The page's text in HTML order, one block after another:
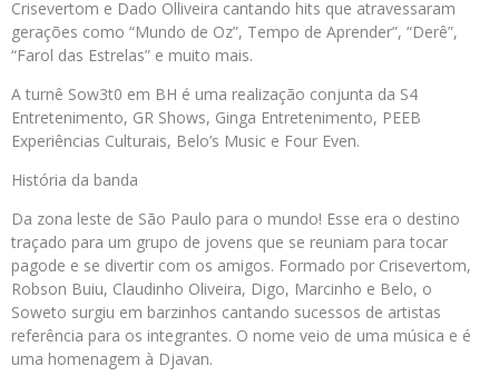
Crisevertom e Dado Olliveira cantando hits que atravessaram
gerações como “Mundo de Oz”, Tempo de Aprender”, “Derê”,
“Farol das Estrelas” e muito mais.
A turnê Sow3t0 em BH é uma realização conjunta da S4
Entretenimento, GR Shows, Ginga Entretenimento, PEEB
Experiências Culturais, Belo’s Music e Four Even.
História da banda
Da zona leste de São Paulo para o mundo! Esse era o destino
traçado para um grupo de jovens que se reuniam para tocar
pagode e se divertir com os amigos. Formado por Crisevertom,
Robson Buiu, Claudinho Oliveira, Digo, Marcinho e Belo, o
Soweto surgiu em barzinhos cantando sucessos de artistas
referência para os integrantes. O nome veio de uma música e é
uma homenagem à Djavan.